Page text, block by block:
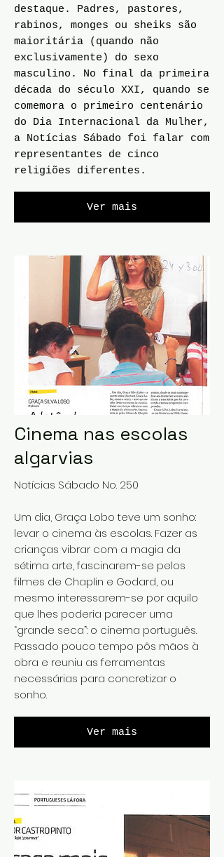
destaque. Padres, pastores,
rabinos, monges ou sheiks são
maioritária (quando não
exclusivamente) do sexo
masculino. No final da primeira
década do século XXI, quando se
comemora o primeiro centenário
do Dia Internacional da Mulher,
a Notícias Sábado foi falar com
representantes de cinco
religiões diferentes.
Ver mais
Cinema nas escolas
algarvias
Notícias Sábado No. 250
Um dia, Graça Lobo teve um sonho:
levar o cinema às escolas. Fazer as
crianças vibrar com a magia da
sétima arte, fascinarem-se pelos
filmes de Chaplin e Godard, ou
mesmo interessarem-se por aquilo
que lhes poderia parecer uma
“grande seca”: o cinema português.
Passado pouco tempo pôs mãos à
obra e reuniu as ferramentas
necessárias para concretizar o
sonho.
Ver mais